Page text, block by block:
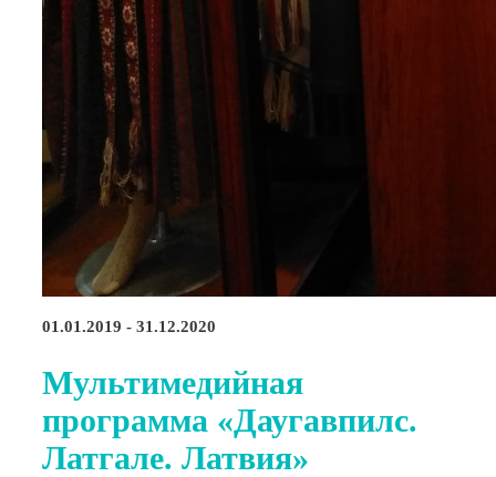
01.01.2019 - 31.12.2020
Мультимедийная
программа «Даугавпилс.
Латгале. Латвия»